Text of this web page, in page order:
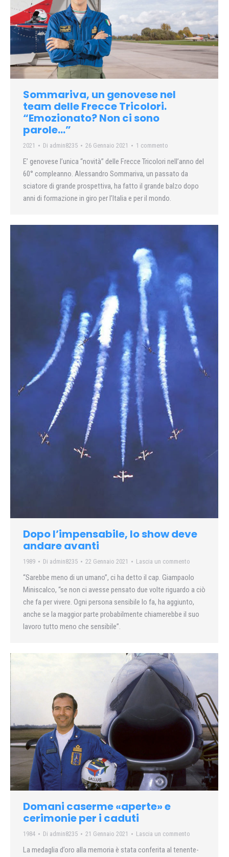
Sommariva, un genovese nel
team delle Frecce Tricolori.
“Emozionato? Non ci sono
parole…”
2021 Di admin8235 26 Gennaio 2021 1 commento
E’ genovese l’unica “novità” delle Frecce Tricolori nell’anno del
60° compleanno. Alessandro Sommariva, un passato da
sciatore di grande prospettiva, ha fatto il grande balzo dopo
anni di formazione in giro per l’Italia e per il mondo.
Dopo l’impensabile, lo show deve
andare avanti
1989 Di admin8235 22 Gennaio 2021 Lascia un commento
“Sarebbe meno di un umano”, ci ha detto il cap. Giampaolo
Miniscalco, “se non ci avesse pensato due volte riguardo a ciò
che fa per vivere. Ogni persona sensibile lo fa, ha aggiunto,
anche se la maggior parte probabilmente chiamerebbe il suo
lavoro tutto meno che sensibile”.
Domani caserme «aperte» e
cerimonie per i caduti
1984 Di admin8235 21 Gennaio 2021 Lascia un commento
La medaglia d’oro alla memoria è stata conferita al tenente-